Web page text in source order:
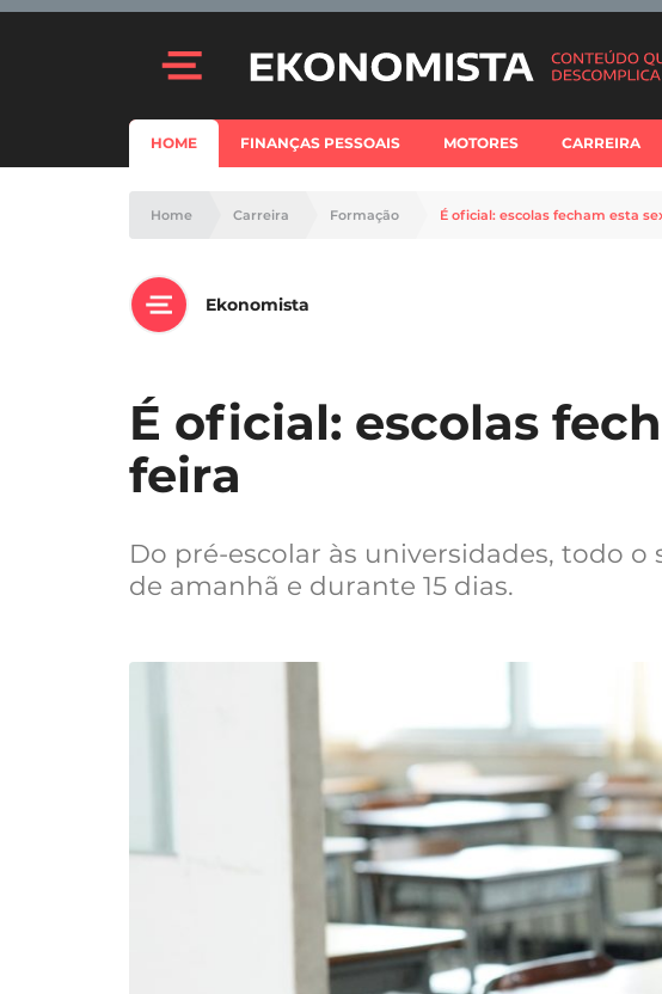
HOME FINANÇAS PESSOAIS MOTORES CARREIRA
Home Carreira Formação É oficial: escolas fecham esta
Ekonomista
É oficial: escolas
feira
Do pré-escolar às universidades, todo
de amanhã e durante 15 dias.